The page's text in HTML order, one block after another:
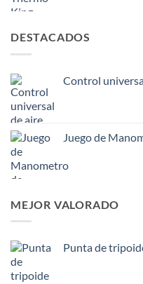
DESTACADOS
Control
Juego de
MEJOR VALORADO
Punta de